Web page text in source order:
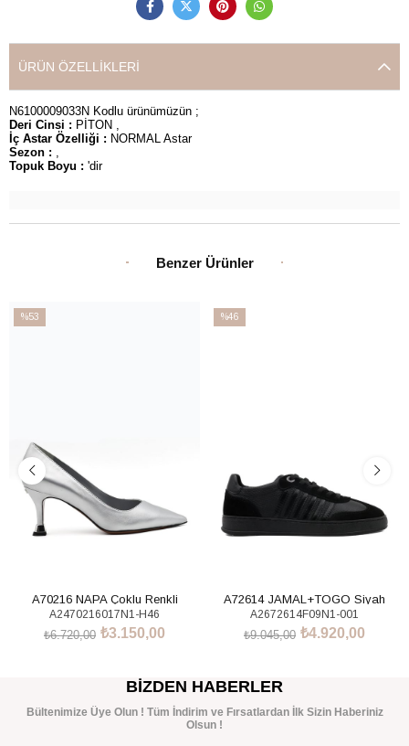
ÜRÜN ÖZELLIKLERI
N6100009033N Kodlu ürünümüzün ;
Deri Cinsi : PİTON ,
İç Astar Özelliği : NORMAL Astar
Sezon :
Topuk Boyu : 'dir
Benzer Ürünler
%53
A70216 NAPA Çoklu Renkli
A2470216017N1-H46
₺3.150,00
₺6.720,00
%46
A72614 JAMAL+TOGO Siyah
Sneakers Ayakkabı
A2672614F09N1-001
₺4.920,00
₺9.045,00
BIZDEN HABERLER
Bültenimize Üye Olun ! Tüm İndirim ve Fırsatlardan İlk Sizin Haberiniz
Olsun !